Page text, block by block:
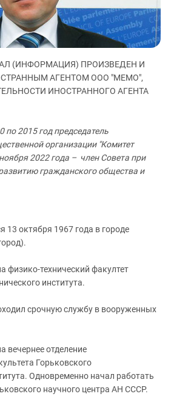
ЗАСТАВЛЯЕТ
КАВКАЗ ЗА ПАЛЕСТИНУ
ИНАКОМЫСЛИЕ В ЧЕЧНЕ
ПРЕСЛЕДОВАНИЕ АКТИВИСТОВ
МОБИЛИЗАЦИЯ И ПРОТЕСТЫ
(ИНФОРМАЦИЯ) ПРОИЗВЕДЕН И
АГЕНТОМ ООО "МЕМО",
ИНОСТРАННОГО АГЕНТА
2015 год председатель
организации "Комитет
2022 года – член Совета при
гражданского общества и
13 октября 1967 года в городе
физико-технический факултет
института.
срочную службу в вооруженных
вечернее отделение
Горьковского
Одновременно начал работать
научного центра АН СССР.